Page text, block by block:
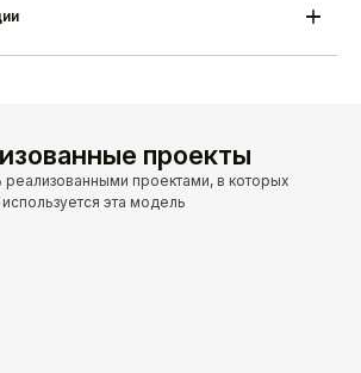
проекты
реализованными проектами, в которых
используется эта модель